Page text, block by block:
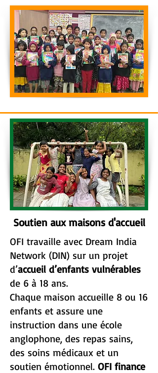
Soutien aux maisons d'accueil
OFI travaille avec Dream India
Network (DIN) sur un projet
d’accueil d’enfants vulnérables
de 6 à 18 ans.
Chaque maison accueille 8 ou 16
enfants et assure une
instruction dans une école
anglophone, des repas sains,
des soins médicaux et un
soutien émotionnel. OFI finance